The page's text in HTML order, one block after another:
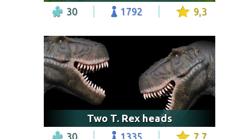
30 1792 9,3
Two T. Rex heads
30 1335 7,7